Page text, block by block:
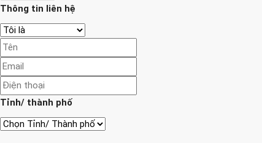
Thông tin liên hệ
Tỉnh/ thành phố